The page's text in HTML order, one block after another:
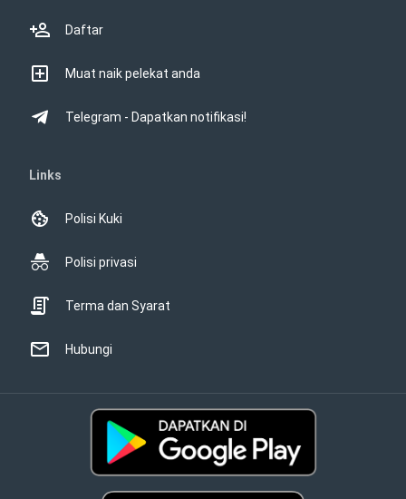
Daftar
Muat naik pelekat anda
Telegram - Dapatkan notifikasi!
Links
Polisi Kuki
Polisi privasi
Terma dan Syarat
Hubungi